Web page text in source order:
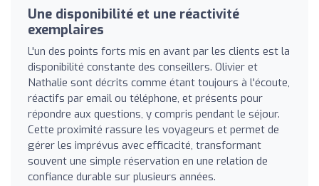
Une disponibilité et une réactivité
exemplaires
L'un des points forts mis en avant par les clients est la
disponibilité constante des conseillers. Olivier et
Nathalie sont décrits comme étant toujours à l'écoute,
réactifs par email ou téléphone, et présents pour
répondre aux questions, y compris pendant le séjour.
Cette proximité rassure les voyageurs et permet de
gérer les imprévus avec efficacité, transformant
souvent une simple réservation en une relation de
confiance durable sur plusieurs années.